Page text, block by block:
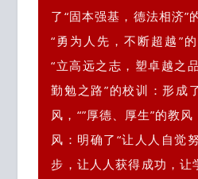
了“固本强基，德法相济”
“勇为人先，不断超越”
“立高远之志，塑卓越之
勤勉之路”的校训：形成
风，“”厚德、厚生”的教
风：明确了“让人人自觉
步，让人人获得成功，让